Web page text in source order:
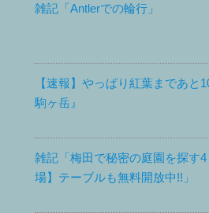
雑記「Antlerでの輪行」
【速報】やっぱり紅葉まであと
駒ヶ岳』
雑記「梅田で秘密の庭園を探す
場】テーブルも無料開放中!!」